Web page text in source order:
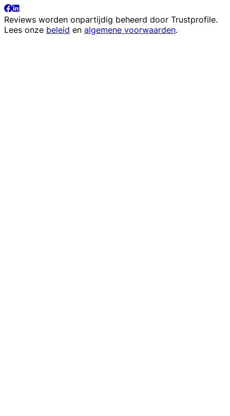
Reviews worden onpartijdig beheerd door Trustprofile.
Lees onze beleid en algemene voorwaarden.